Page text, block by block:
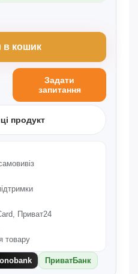
в кошик
Задати
запитання
продукт
Приват24
товару
ПриватБанк